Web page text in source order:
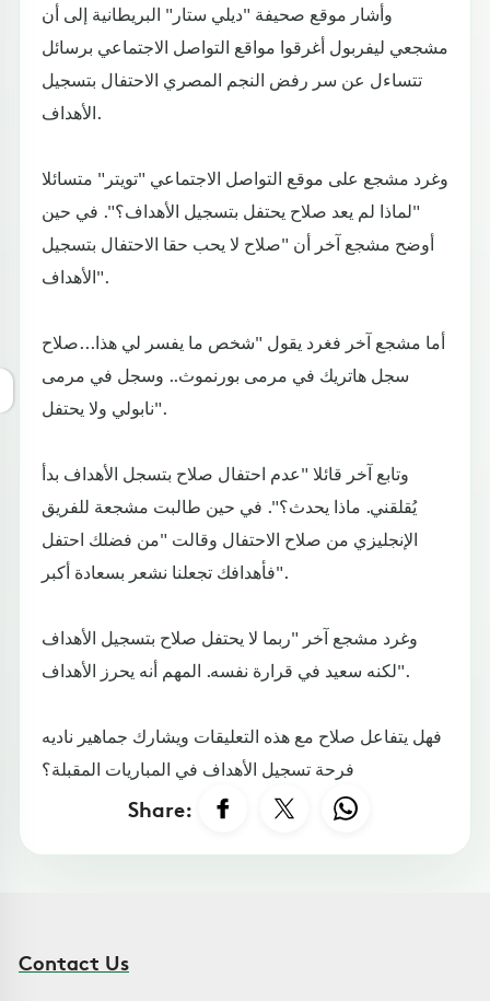
وأشار موقع صحيفة "ديلي ستار" البريطانية إلى أن
مشجعي ليفربول أغرقوا مواقع التواصل الاجتماعي برسائل
تتساءل عن سر رفض النجم المصري الاحتفال بتسجيل
الأهداف.
وغرد مشجع على موقع التواصل الاجتماعي "تويتر" متسائلا
"لماذا لم يعد صلاح يحتفل بتسجيل الأهداف؟". في حين
أوضح مشجع آخر أن "صلاح لا يحب حقا الاحتفال بتسجيل
الأهداف".
أما مشجع آخر فغرد يقول "شخص ما يفسر لي هذا...صلاح
سجل هاتريك في مرمى بورنموث.. وسجل في مرمى
نابولي ولا يحتفل".
وتابع آخر قائلا "عدم احتفال صلاح بتسجل الأهداف بدأ
يُقلقني. ماذا يحدث؟". في حين طالبت مشجعة للفريق
الإنجليزي من صلاح الاحتفال وقالت "من فضلك احتفل
فأهدافك تجعلنا نشعر بسعادة أكبر".
وغرد مشجع آخر "ربما لا يحتفل صلاح بتسجيل الأهداف
لكنه سعيد في قرارة نفسه. المهم أنه يحرز الأهداف".
فهل يتفاعل صلاح مع هذه التعليقات ويشارك جماهير ناديه
فرحة تسجيل الأهداف في المباريات المقبلة؟
Share:
Contact Us